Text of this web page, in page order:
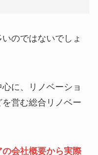
のではないでしょ
に、リノベーショ
営む総合リノベー
会社概要から実際